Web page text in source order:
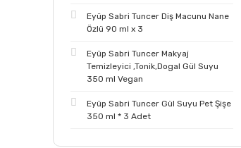
Eyüp Sabri Tuncer Diş Macunu Nane
Özlü 90 ml x 3
Eyüp Sabri Tuncer Makyaj
Temizleyici ,Tonik,Dogal Gül Suyu
350 ml Vegan
Eyüp Sabri Tuncer Gül Suyu Pet Şişe
350 ml * 3 Adet